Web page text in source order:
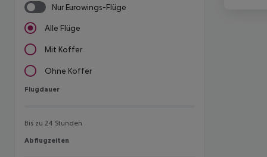
Nur Eurowings-Flüge
Alle Flüge
Mit Koffer
Ohne Koffer
Flugdauer
Flugdauer
Bis zu 24 Stunden
Abflugzeiten
Abflugzeiten